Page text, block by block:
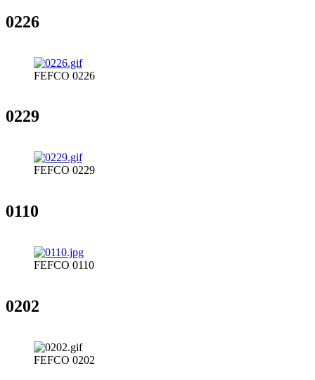
0226
FEFCO 0226
0229
FEFCO 0229
0110
FEFCO 0110
0202
FEFCO 0202